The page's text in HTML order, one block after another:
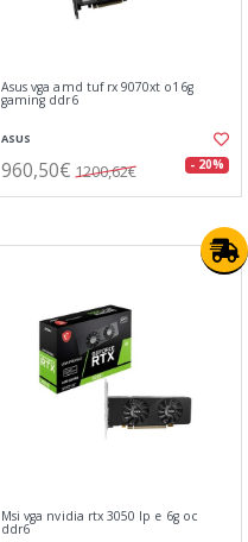
Asus vga amd tuf rx 9070xt o16g
gaming ddr6
ASUS
960,50€ 1200,62€ - 20%
Msi vga nvidia rtx 3050 lp e 6g oc
ddr6